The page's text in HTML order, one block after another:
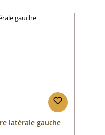
latérale gauche